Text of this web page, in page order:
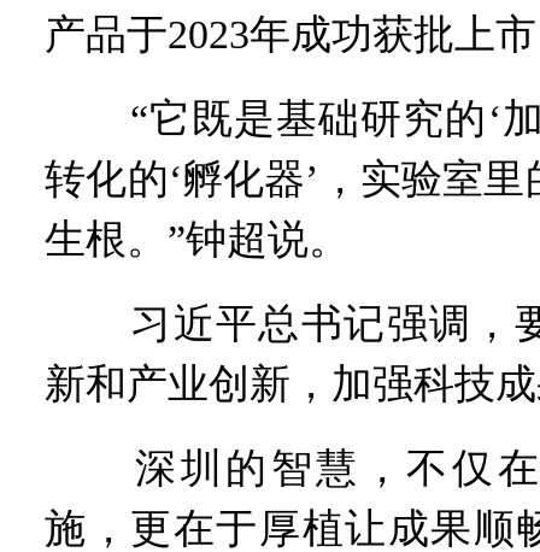
产品于2023年成功获批上
“它既是基础研究的‘加
转化的‘孵化器’，实验室
生根。”钟超说。
习近平总书记强调，
新和产业创新，加强科技
深圳的智慧，不仅在
施，更在于厚植让成果顺